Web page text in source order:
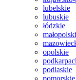
lubelskie
lubuskie
łódzkie
opolskie
podlaskie
pomorskie